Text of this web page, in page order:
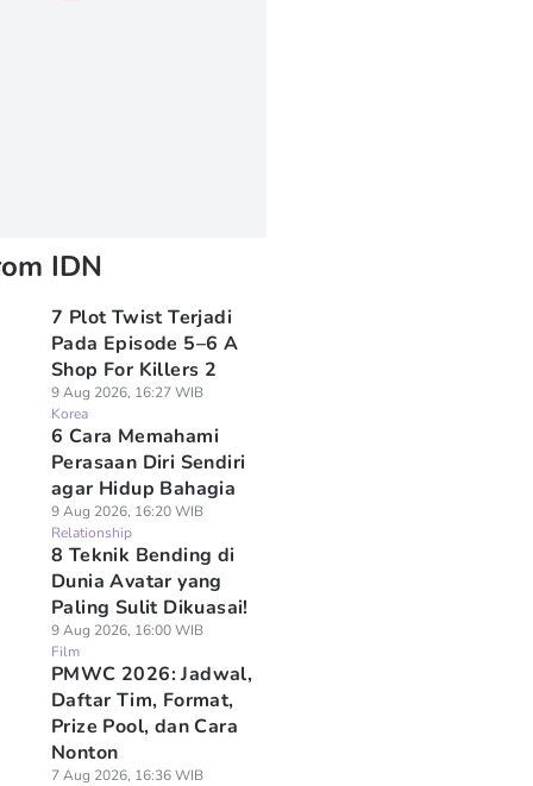
IDN
7 Plot Twist Terjadi
Pada Episode 5–6 A
Shop For Killers 2
9 Aug 2026, 16:27 WIB
Korea
6 Cara Memahami
Perasaan Diri Sendiri
agar Hidup Bahagia
9 Aug 2026, 16:20 WIB
Relationship
8 Teknik Bending di
Dunia Avatar yang
Paling Sulit Dikuasai!
9 Aug 2026, 16:00 WIB
Film
PMWC 2026: Jadwal,
Daftar Tim, Format,
Prize Pool, dan Cara
Nonton
7 Aug 2026, 16:36 WIB